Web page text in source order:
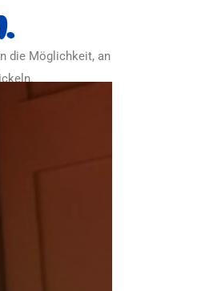
die Möglichkeit, an